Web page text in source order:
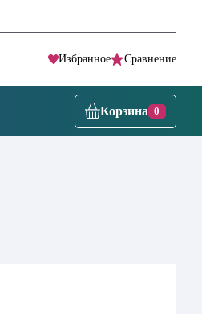
Избранное Сравнение
Корзина 0